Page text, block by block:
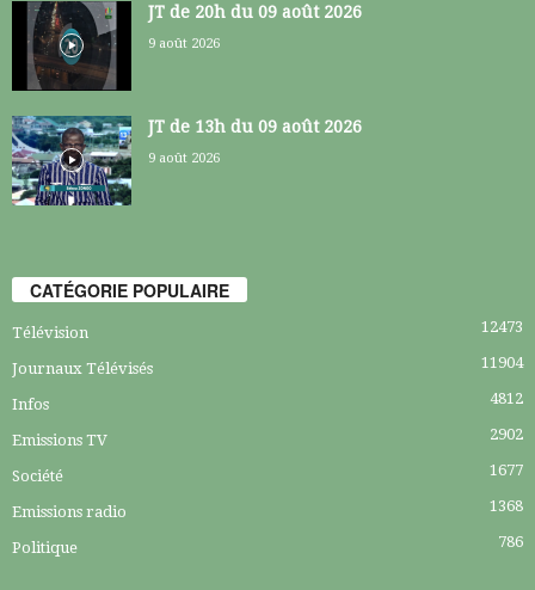
JT de 20h du 09 août 2026
9 août 2026
JT de 13h du 09 août 2026
9 août 2026
CATÉGORIE POPULAIRE
Télévision 12473
Journaux Télévisés 11904
Infos 4812
Emissions TV 2902
Société 1677
Emissions radio 1368
Politique 786